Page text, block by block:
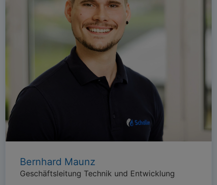
Bernhard Maunz
Geschäftsleitung Technik und Entwicklung